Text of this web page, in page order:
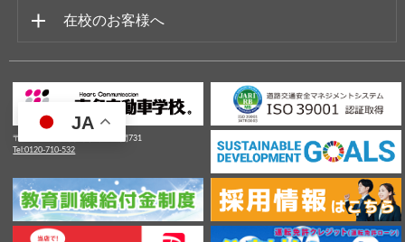
〒426-0004静岡県藤枝市上当間731
Tel:0120-710-532
在校のお客様へ
JA